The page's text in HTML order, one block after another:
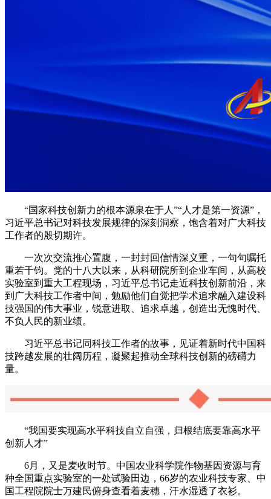
“国家科技创新力的根本源泉在于人”“人才是第一资源”，
习近平总书记对科技发展规律的深刻洞察，饱含着对广大科技
工作者的殷切期许。
一次次交流推心置腹，一封封回信情深义重，一句句嘱托
重若千钧。党的十八大以来，从科研院所到企业车间，从高校
实验室到重大工程现场，习近平总书记走近科技创新前沿，来
到广大科技工作者中间，勉励他们自觉把学术追求融入建设科
技强国的伟大事业，锐意进取、追求卓越，创造出无愧时代、
不负人民的新业绩。
习近平总书记同科技工作者的故事，见证着新时代中国科
技跨越发展的壮阔历程，凝聚起推动全球科技创新的磅礴力
量。
“我国要实现高水平科技自立自强，归根结底要靠高水平
创新人才”
6月，又是麦收时节。中国农业科学院作物基因资源与育
种全国重点实验室的一处试验田边，66岁的农业科技专家、中
国工程院院士万建民俯身查看着麦穗，汗水湿透了衣衫。